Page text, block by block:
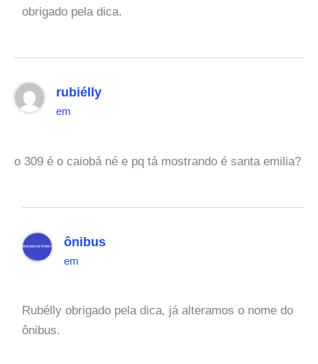
obrigado pela dica.
rubiélly
em
o 309 é o caiobá né e pq tá mostrando é santa emilia?
ônibus
em
Rubélly obrigado pela dica, já alteramos o nome do
ônibus.